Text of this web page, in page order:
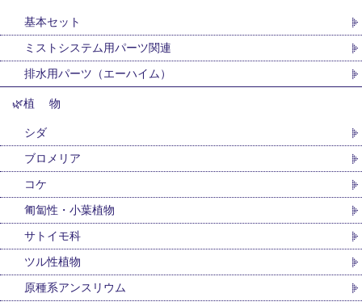
基本セット
ミストシステム用パーツ関連
排水用パーツ（エーハイム）
🌿植 物
シダ
ブロメリア
コケ
匍匐性・小葉植物
サトイモ科
ツル性植物
原種系アンスリウム